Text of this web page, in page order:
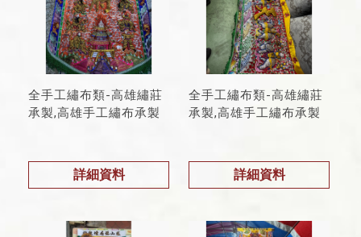
全手工繡布類-高雄繡莊
承製,高雄手工繡布承製
詳細資料
全手工繡布類-高雄繡莊
承製,高雄手工繡布承製
詳細資料